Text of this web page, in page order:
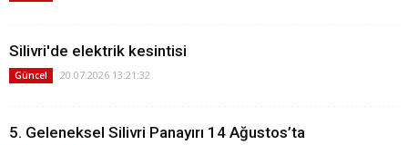
Silivri'de elektrik kesintisi
Güncel 20.07.2026 13:21:32
5. Geleneksel Silivri Panayırı 14 Ağustos’ta